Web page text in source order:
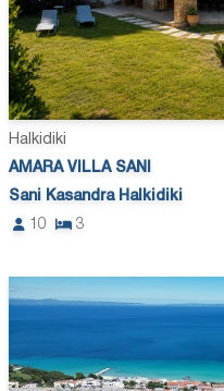
Halkidiki
AMARA VILLA SANI
Sani Kasandra Halkidiki
10
3